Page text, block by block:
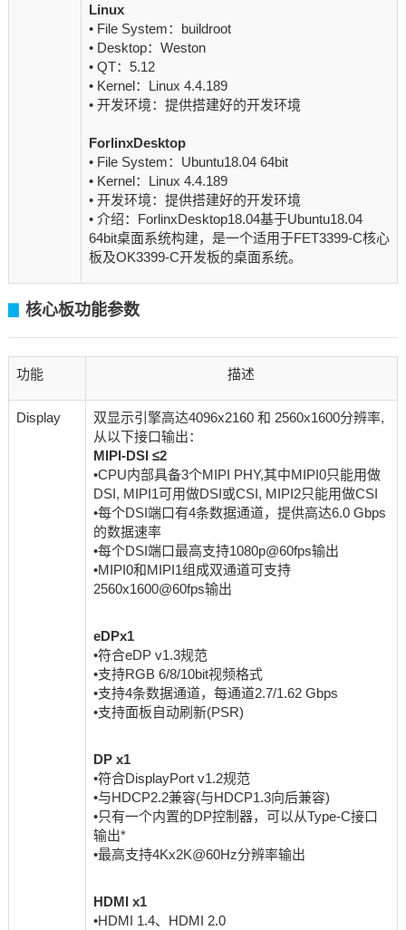
Linux
• File System：buildroot
• Desktop：Weston
• QT：5.12
• Kernel：Linux 4.4.189
• 开发环境：提供搭建好的开发环境
ForlinxDesktop
• File System：Ubuntu18.04 64bit
• Kernel：Linux 4.4.189
• 开发环境：提供搭建好的开发环境
• 介绍：ForlinxDesktop18.04基于Ubuntu18.04
64bit桌面系统构建，是一个适用于FET3399-C核心
板及OK3399-C开发板的桌面系统。
核心板功能参数
功能 描述
Display
双显示引擎高达4096x2160 和 2560x1600分辨率,
从以下接口输出：
MIPI-DSI ≤2
•CPU内部具备3个MIPI PHY,其中MIPI0只能用做
DSI, MIPI1可用做DSI或CSI, MIPI2只能用做CSI
•每个DSI端口有4条数据通道，提供高达6.0 Gbps
的数据速率
•每个DSI端口最高支持1080p@60fps输出
•MIPI0和MIPI1组成双通道可支持
2560x1600@60fps输出
eDPx1
•符合eDP v1.3规范
•支持RGB 6/8/10bit视频格式
•支持4条数据通道，每通道2.7/1.62 Gbps
•支持面板自动刷新(PSR)
DP x1
•符合DisplayPort v1.2规范
•与HDCP2.2兼容(与HDCP1.3向后兼容)
•只有一个内置的DP控制器，可以从Type-C接口
输出*
•最高支持4Kx2K@60Hz分辨率输出
HDMI x1
•HDMI 1.4、HDMI 2.0